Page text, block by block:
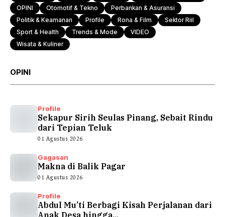
OPINI
Otomotif & Tekno
Perbankan & Asuransi
Politik & Keamanan
Profile Rona & Film
Sektor Riil
Sport & Health
Trends & Mode
VIDEO
Wisata & Kuliner
OPINI
Profile
Sekapur Sirih Seulas Pinang, Sebait Rindu
dari Tepian Teluk
01 Agustus 2026
Gagasan
Makna di Balik Pagar
01 Agustus 2026
Profile
Abdul Mu’ti Berbagi Kisah Perjalanan dari
Anak Desa hingga...